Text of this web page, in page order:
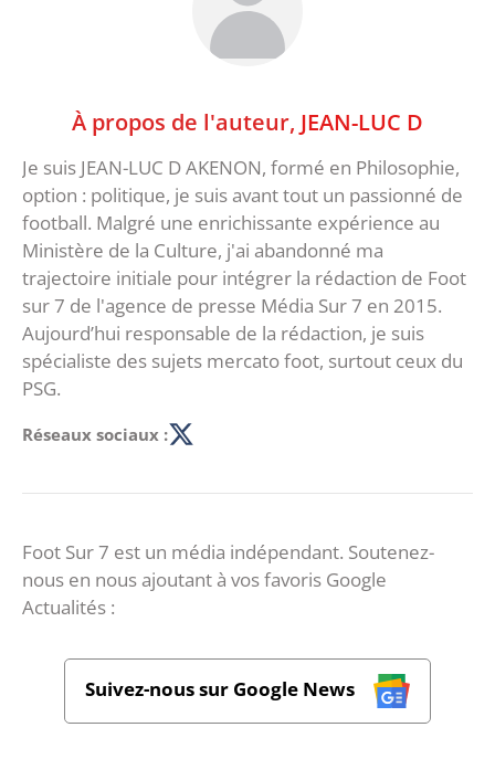
À propos de l'auteur, JEAN-LUC D
Je suis JEAN-LUC D AKENON, formé en Philosophie,
option : politique, je suis avant tout un passionné de
football. Malgré une enrichissante expérience au
Ministère de la Culture, j'ai abandonné ma
trajectoire initiale pour intégrer la rédaction de Foot
sur 7 de l'agence de presse Média Sur 7 en 2015.
Aujourd’hui responsable de la rédaction, je suis
spécialiste des sujets mercato foot, surtout ceux du
PSG.
Réseaux sociaux :
Foot Sur 7 est un média indépendant. Soutenez-
nous en nous ajoutant à vos favoris Google
Actualités :
Suivez-nous sur Google News